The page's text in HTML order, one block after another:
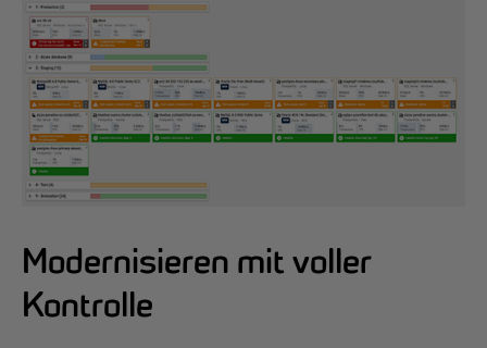
Modernisieren mit voller
Kontrolle